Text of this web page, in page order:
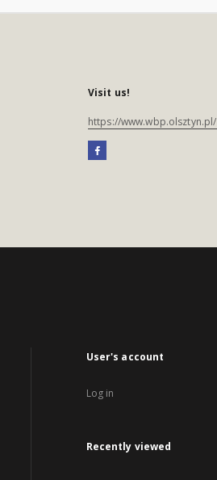
Visit us!
https://www.wbp.olsztyn.pl/
User's account
Log in
Recently viewed